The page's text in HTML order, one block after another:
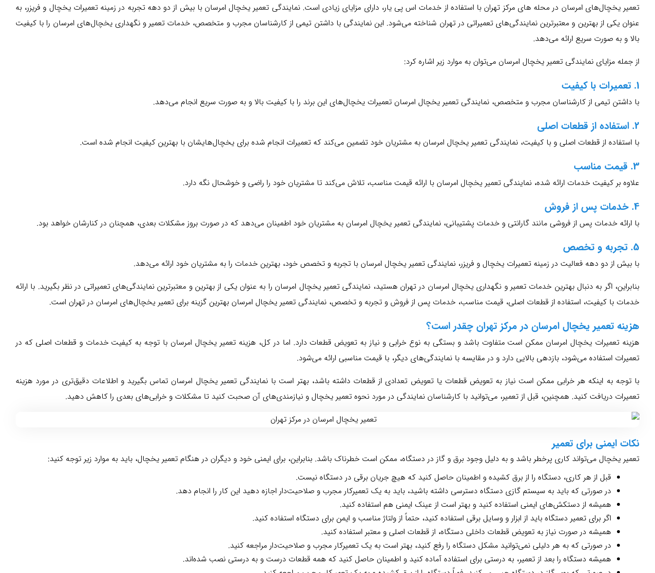
تعمیر یخچال‌های امرسان در محله های مرکز تهران با استفاده از خدمات اس پی یار، دارای مزایای زیادی است. نمایندگی تعمیر یخچال امرسان با بیش از دو دهه تجربه در زمینه تعمیرات یخچال و فریزر، به
عنوان یکی از بهترین و معتبرترین نمایندگی‌های تعمیراتی در تهران شناخته می‌شود. این نمایندگی با داشتن تیمی از کارشناسان مجرب و متخصص، خدمات تعمیر و نگهداری یخچال‌های امرسان را با کیفیت
بالا و به صورت سریع ارائه می‌دهد.
از جمله مزایای نمایندگی تعمیر یخچال امرسان می‌توان به موارد زیر اشاره کرد:
1. تعمیرات با کیفیت
با داشتن تیمی از کارشناسان مجرب و متخصص، نمایندگی تعمیر یخچال امرسان تعمیرات یخچال‌های این برند را با کیفیت بالا و به صورت سریع انجام می‌دهد.
2. استفاده از قطعات اصلی
با استفاده از قطعات اصلی و با کیفیت، نمایندگی تعمیر یخچال امرسان به مشتریان خود تضمین می‌کند که تعمیرات انجام شده برای یخچال‌هایشان با بهترین کیفیت انجام شده است.
3. قیمت مناسب
علاوه بر کیفیت خدمات ارائه شده، نمایندگی تعمیر یخچال امرسان با ارائه قیمت مناسب، تلاش می‌کند تا مشتریان خود را راضی و خوشحال نگه دارد.
4. خدمات پس از فروش
با ارائه خدمات پس از فروشی مانند گارانتی و خدمات پشتیبانی، نمایندگی تعمیر یخچال امرسان به مشتریان خود اطمینان می‌دهد که در صورت بروز مشکلات بعدی، همچنان در کنارشان خواهد بود.
5. تجربه و تخصص
با بیش از دو دهه فعالیت در زمینه تعمیرات یخچال و فریزر، نمایندگی تعمیر یخچال امرسان با تجربه و تخصص خود، بهترین خدمات را به مشتریان خود ارائه می‌دهد.
بنابراین، اگر به دنبال بهترین خدمات تعمیر و نگهداری یخچال امرسان در تهران هستید، نمایندگی تعمیر یخچال امرسان را به عنوان یکی از بهترین و معتبرترین نمایندگی‌های تعمیراتی در نظر بگیرید. با ارائه
خدمات با کیفیت، استفاده از قطعات اصلی، قیمت مناسب، خدمات پس از فروش و تجربه و تخصص، نمایندگی تعمیر یخچال امرسان بهترین گزینه برای تعمیر یخچال‌های امرسان در تهران است.
هزینه تعمیر یخچال امرسان در مرکز تهران چقدر است؟
هزینه تعمیرات یخچال امرسان ممکن است متفاوت باشد و بستگی به نوع خرابی و نیاز به تعویض قطعات دارد. اما در کل، هزینه تعمیر یخچال امرسان با توجه به کیفیت خدمات و قطعات اصلی که در
تعمیرات استفاده می‌شود، بازدهی بالایی دارد و در مقایسه با نمایندگی‌های دیگر، با قیمت مناسبی ارائه می‌شود.
با توجه به اینکه هر خرابی ممکن است نیاز به تعویض قطعات یا تعویض تعدادی از قطعات داشته باشد، بهتر است با نمایندگی تعمیر یخچال امرسان تماس بگیرید و اطلاعات دقیق‌تری در مورد هزینه
تعمیرات دریافت کنید. همچنین، قبل از تعمیر، می‌توانید با کارشناسان نمایندگی در مورد نحوه تعمیر یخچال و نیازمندی‌های آن صحبت کنید تا مشکلات و خرابی‌های بعدی را کاهش دهید.
نکات ایمنی برای تعمیر
تعمیر یخچال می‌تواند کاری پرخطر باشد و به دلیل وجود برق و گاز در دستگاه، ممکن است خطرناک باشد. بنابراین، برای ایمنی خود و دیگران در هنگام تعمیر یخچال، باید به موارد زیر توجه کنید:
قبل از هر کاری، دستگاه را از برق کشیده و اطمینان حاصل کنید که هیچ جریان برقی در دستگاه نیست.
در صورتی که باید به سیستم گازی دستگاه دسترسی داشته باشید، باید به یک تعمیرکار مجرب و صلاحیت‌دار اجازه دهید این کار را انجام دهد.
همیشه از دستکش‌های ایمنی استفاده کنید و بهتر است از عینک ایمنی هم استفاده کنید.
اگر برای تعمیر دستگاه باید از ابزار و وسایل برقی استفاده کنید، حتماً از ولتاژ مناسب و ایمن برای دستگاه استفاده کنید.
همیشه در صورت نیاز به تعویض قطعات داخلی دستگاه، از قطعات اصلی و معتبر استفاده کنید.
در صورتی که به هر دلیلی نمی‌توانید مشکل دستگاه را رفع کنید، بهتر است به یک تعمیرکار مجرب و صلاحیت‌دار مراجعه کنید.
همیشه دستگاه را بعد از تعمیر، به درستی برای استفاده آماده کنید و اطمینان حاصل کنید که همه قطعات درست و به درستی نصب شده‌اند.